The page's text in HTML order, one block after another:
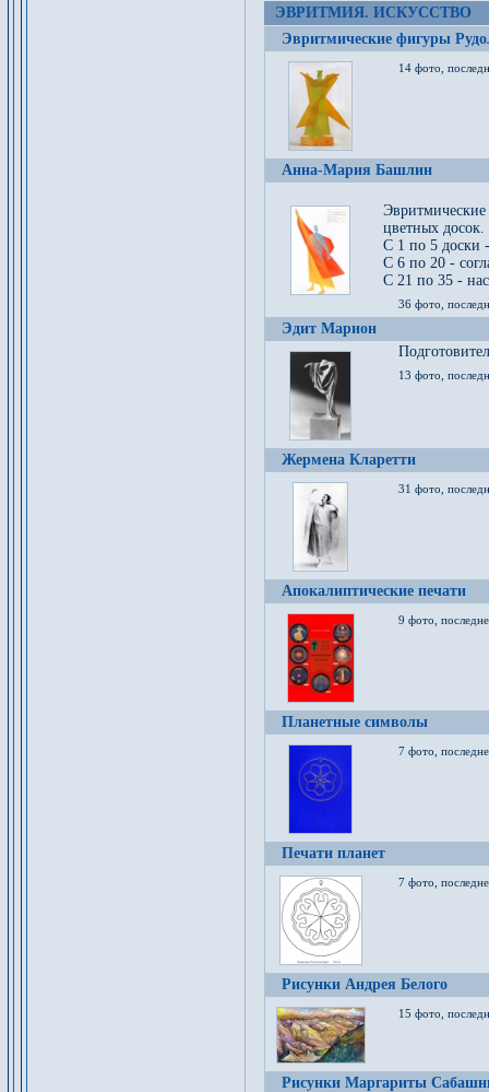
ЭВРИТМИЯ. ИСКУССТВО
Эвритмические фигуры
14 фото,
Анна-Мария Башлин
цветных досок.
С 1 по 5 доски
С 6 по 20 -
С 21 по 35 -
36 фото,
Эдит Марион
13 фото,
Жермена Кларетти
31 фото,
Апокалиптические печати
9 фото,
Планетные символы
7 фото,
Печати планет
7 фото,
Рисунки Андрея Белого
15 фото,
Рисунки Маргариты